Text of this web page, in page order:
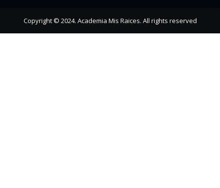
Copyright © 2024. Academia Mis Raices. All rights reserved